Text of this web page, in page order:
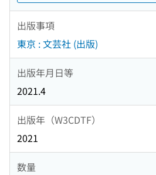
出版事項
東京 : 文芸社 (出版)
出版年月日等
2021.4
出版年（W3CDTF）
2021
数量